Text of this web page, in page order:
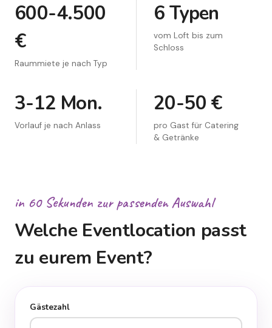
600-4.500
€
Raummiete je nach Typ
6 Typen
vom Loft bis zum
Schloss
3-12 Mon.
Vorlauf je nach Anlass
20-50 €
pro Gast für Catering
& Getränke
in 60 Sekunden zur passenden Auswahl
Welche Eventlocation passt
zu eurem Event?
Gästezahl